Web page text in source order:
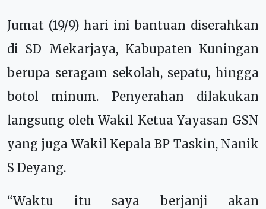
Jumat (19/9) hari ini bantuan diserahkan
di SD Mekarjaya, Kabupaten Kuningan
berupa seragam sekolah, sepatu, hingga
botol minum. Penyerahan dilakukan
langsung oleh Wakil Ketua Yayasan GSN
yang juga Wakil Kepala BP Taskin, Nanik
S Deyang.
“Waktu itu saya berjanji akan